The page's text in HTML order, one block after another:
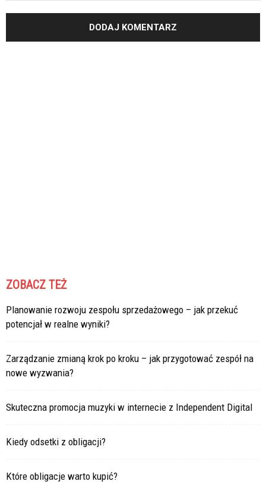
ZOBACZ TEŻ
Planowanie rozwoju zespołu sprzedażowego – jak przekuć
potencjał w realne wyniki?
Zarządzanie zmianą krok po kroku – jak przygotować zespół na
nowe wyzwania?
Skuteczna promocja muzyki w internecie z Independent Digital
Kiedy odsetki z obligacji?
Które obligacje warto kupić?